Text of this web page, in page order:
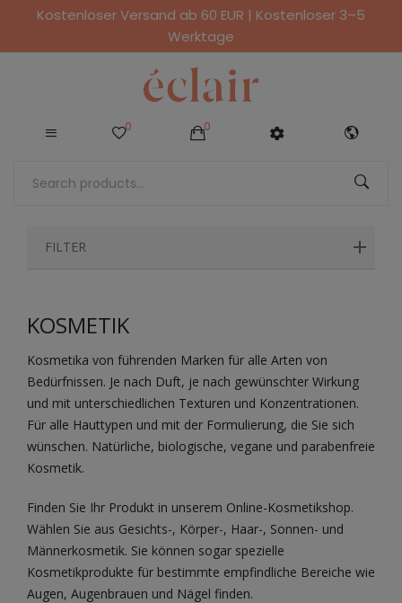
Kostenloser Versand ab 60 EUR | Kostenloser 3–5
Werktage
0 0
FILTER
KOSMETIK
Kosmetika von führenden Marken für alle Arten von
Bedürfnissen. Je nach Duft, je nach gewünschter Wirkung
und mit unterschiedlichen Texturen und Konzentrationen.
Für alle Hauttypen und mit der Formulierung, die Sie sich
wünschen. Natürliche, biologische, vegane und parabenfreie
Kosmetik.
Finden Sie Ihr Produkt in unserem Online-Kosmetikshop.
Wählen Sie aus Gesichts-, Körper-, Haar-, Sonnen- und
Männerkosmetik. Sie können sogar spezielle
Kosmetikprodukte für bestimmte empfindliche Bereiche wie
Augen, Augenbrauen und Nägel finden.